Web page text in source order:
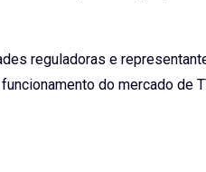
reguladoras e
do mercado de